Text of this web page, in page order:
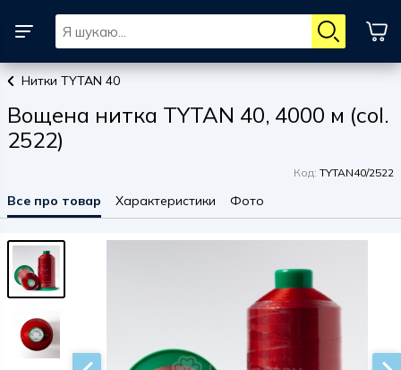
Нитки TYTAN 40
Вощена нитка TYTAN 40, 4000 м (col.
2522)
Код: TYTAN40/2522
Все про товар Характеристики Фото